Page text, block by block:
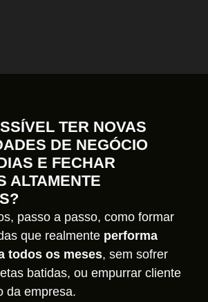
TER NOVAS
DE NEGÓCIO
E FECHAR
ALTAMENTE
passo a passo, como formar
que realmente performa
todos os meses, sem sofrer
batidas, ou empurrar cliente
da empresa.